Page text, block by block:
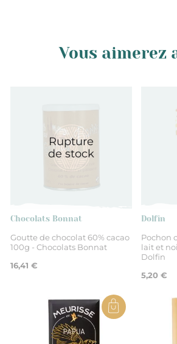
Vous aimerez
Rupture
de stock
Chocolats Bonnat
Goutte de chocolat 60% cacao
100g - Chocolats Bonnat
16,41 €
Dolfin
Pochon
lait et
Dolfin
5,20 €